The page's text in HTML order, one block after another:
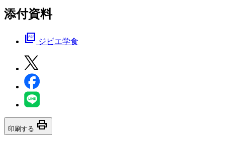
添付資料
picture_as_pdf ジビエ学食
印刷する print